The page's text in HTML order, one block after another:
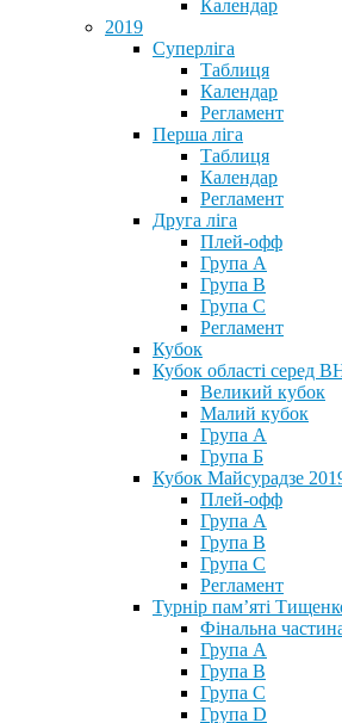
Календар
2019
Суперліга
Таблиця
Календар
Регламент
Перша ліга
Таблиця
Календар
Регламент
Друга ліга
Плей-офф
Група А
Група В
Група С
Регламент
Кубок
Кубок області серед
Великий кубок
Малий кубок
Група А
Група Б
Кубок Майсурадзе
Плей-офф
Група А
Група В
Група С
Регламент
Турнір пам’яті
Фінальна
Група А
Група В
Група С
Група D